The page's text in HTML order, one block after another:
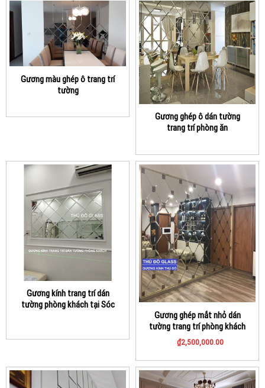
Gương màu ghép ô trang trí
tường
Gương ghép ô dán tường
trang trí phòng ăn
Gương kính trang trí dán
tường phòng khách tại Sóc
Gương ghép mắt nhỏ dán
tường trang trí phòng khách
cao cấp
₫2,500,000.00